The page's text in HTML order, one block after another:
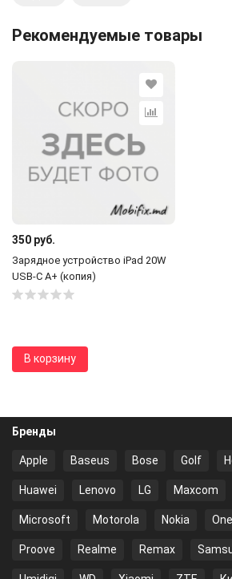
Рекомендуемые товары
350 руб.
Зарядное устройство iPad 20W
USB-C A+ (копия)
В корзину
Бренды
Apple Baseus Bose Golf
Huawei Lenovo LG Maxcom
Microsoft Motorola Nokia
Proove Realme Remax